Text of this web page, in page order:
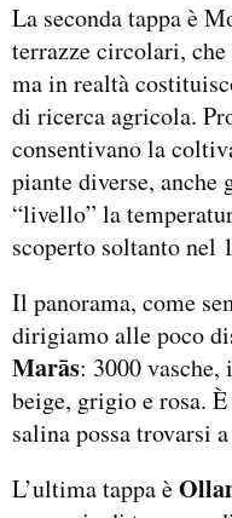
La seconda tappa è
terrazze circolari,
ma in realtà
di ricerca agricola.
consentivano la
piante diverse, anche
“livello” la
scoperto soltanto nel
Il panorama, come
dirigiamo alle poco
Marās: 3000
beige, grigio e rosa.
salina possa trovarsi
L’ultima tappa è